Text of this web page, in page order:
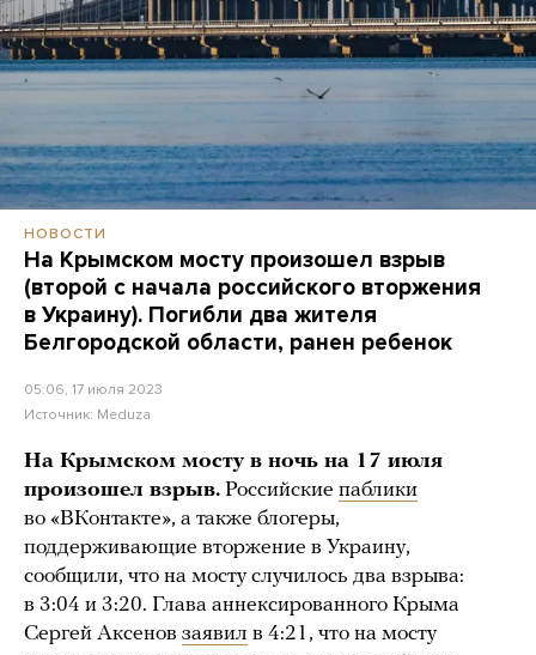
НОВОСТИ
На Крымском мосту произошел взрыв
(второй с начала российского вторжения
в Украину). Погибли два жителя
Белгородской области, ранен ребенок
05:06, 17 июля 2023
Источник: Meduza
На Крымском мосту в ночь на 17 июля
произошел взрыв. Российские паблики
во «ВКонтакте», а также блогеры,
поддерживающие вторжение в Украину,
сообщили, что на мосту случилось два взрыва:
в 3:04 и 3:20. Глава аннексированного Крыма
Сергей Аксенов заявил в 4:21, что на мосту